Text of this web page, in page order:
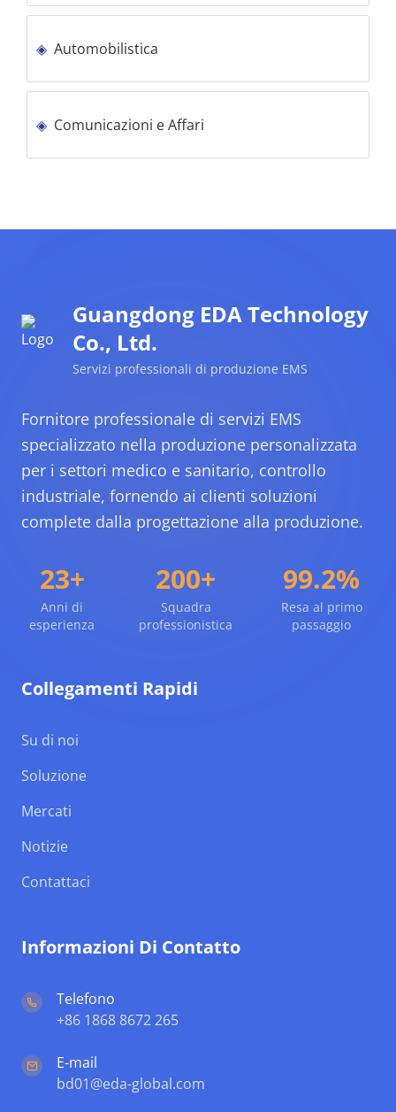
Automobilistica
Comunicazioni e Affari
Guangdong EDA Technology
Co., Ltd.
Servizi professionali di produzione EMS
Fornitore professionale di servizi EMS
specializzato nella produzione personalizzata
per i settori medico e sanitario, controllo
industriale, fornendo ai clienti soluzioni
complete dalla progettazione alla produzione.
23+
Anni di
esperienza
200+
Squadra
professionistica
99.2%
Resa al primo
passaggio
Collegamenti Rapidi
Su di noi
Soluzione
Mercati
Notizie
Contattaci
Informazioni Di Contatto
Telefono
+86 1868 8672 265
E-mail
bd01@eda-global.com